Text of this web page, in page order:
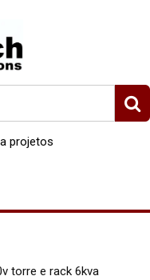
projetos
torre e rack 6kva